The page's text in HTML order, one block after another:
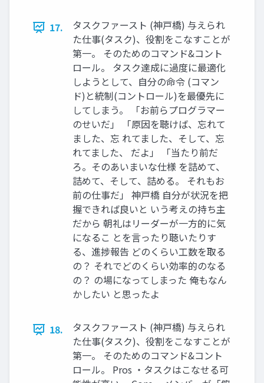
17.
タスクファースト (神⼾橋) 与えられ
た仕事(タスク)、役割をこなすことが
第⼀。 そのためのコマンド&コント
ロール。 タスク達成に過度に最適化
しようとして、⾃分の命令 (コマン
ド)と統制(コントロール)を最優先に
してしまう。 「お前らプログラマー
のせいだ」 「原因を聴けば、忘れて
ました、忘 れてました、そして、忘
れてました、 だよ」 「当たり前だ
ろ。そのあいまいな仕様 を詰めて、
詰めて、そして、詰める。 それもお
前の仕事だ」 神⼾橋 ⾃分が状況を把
握できれば良いと いう考えの持ち主
だから 朝礼はリーダーが⼀⽅的に気
になるこ とを⾔ったり聴いたりす
る、進捗報告 どのくらい⼯数を取る
の？ それでどのくらい効率的のなる
の？ の場になってしまった 俺もなん
かしたい と思ったよ
18.
タスクファースト (神⼾橋) 与えられ
た仕事(タスク)、役割をこなすことが
第⼀。 そのためのコマンド&コント
ロール。 Pros ・タスクはこなせる可